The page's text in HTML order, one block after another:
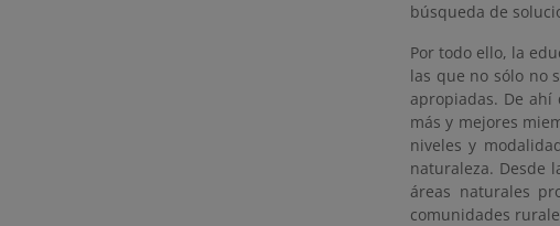
búsqueda de
Por todo ello, la
las que no sólo no
apropiadas. De
más y mejores
niveles y
naturaleza. Desde
áreas naturales
comunidades